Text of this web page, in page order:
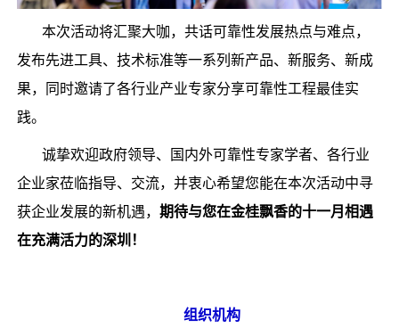
本次活动将汇聚大咖，共话可靠性发展热点与难点，
发布先进工具、技术标准等一系列新产品、新服务、新成
果，同时邀请了各行业产业专家分享可靠性工程最佳实
践。
诚挚欢迎政府领导、国内外可靠性专家学者、各行业
企业家莅临指导、交流，并衷心希望您能在本次活动中寻
获企业发展的新机遇， 期待与您在金桂飘香的十一月相遇
在充满活力的深圳！
组织机构